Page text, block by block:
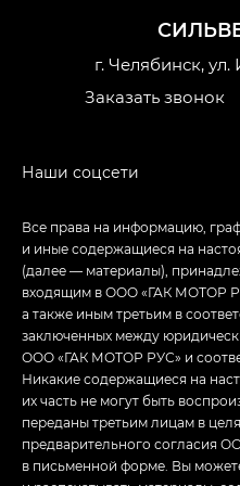
Джи Икс ПРЕМИУМ —
LOUNGE
Empow — Эмпау
г. Челябинск, ул.
Заказать звонок
Все права на информацию,
и иные содержащиеся на
(далее — материалы),
входящим в ООО «ГАК МОТОР
а также иным третьим в
заключенных между
ООО «ГАК МОТОР РУС» и
Никакие содержащиеся на
их часть не могут быть
переданы третьим лицам в
предварительного согласия
в письменной форме. Вы